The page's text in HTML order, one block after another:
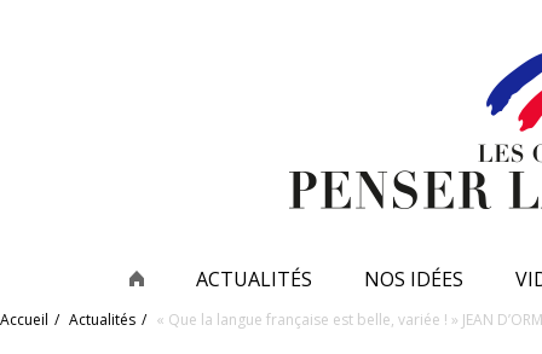
ACTUALITÉS NOS IDÉES
Accueil Actualités « Que la langue française est belle, variée ! » JEAN